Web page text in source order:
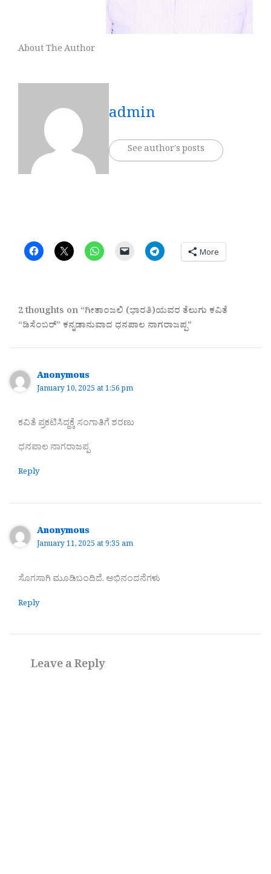
About The Author
admin
See author's posts
More
2 thoughts on “ಗೀತಾಂಜಲಿ (ಭಾರತಿ)ಯವರ ತೆಲುಗು ಕವಿತೆ
“ಡಿಸೆಂಬರ್”‌ ಕನ್ನಡಾನುವಾದ ಧನಪಾಲ ನಾಗರಾಜಪ್ಪ”
Anonymous
January 10, 2025 at 1:56 pm
ಕವಿತೆ ಪ್ರಕಟಿಸಿದ್ದಕ್ಕೆ ಸಂಗಾತಿಗೆ ಶರಣು
ಧನಪಾಲ ನಾಗರಾಜಪ್ಪ
Reply
Anonymous
January 11, 2025 at 9:35 am
ಸೊಗಸಾಗಿ ಮೂಡಿಬಂದಿದೆ. ಅಭಿನಂದನೆಗಳು
Reply
Leave a Reply